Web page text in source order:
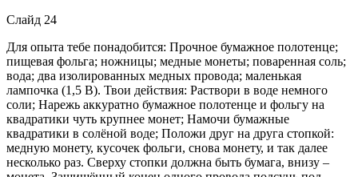
Слайд 24
Для опыта тебе понадобится: Прочное бумажное полотенце;
пищевая фольга; ножницы; медные монеты; поваренная соль;
вода; два изолированных медных провода; маленькая
лампочка (1,5 В). Твои действия: Раствори в воде немного
соли; Нарежь аккуратно бумажное полотенце и фольгу на
квадратики чуть крупнее монет; Намочи бумажные
квадратики в солёной воде; Положи друг на друга стопкой:
медную монету, кусочек фольги, снова монету, и так далее
несколько раз. Сверху стопки должна быть бумага, внизу –